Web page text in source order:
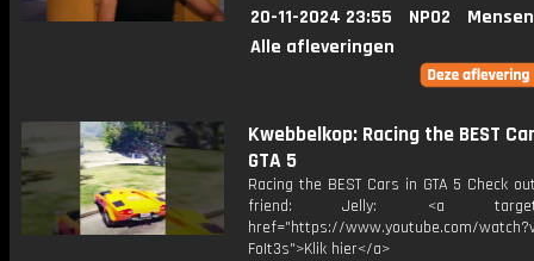
20-11-2024 23:55 NPO2
Alle afleveringen
Kwebbelkop: Racing the BEST
GTA 5
Racing the BEST Cars in GTA 5 Check
friend: Jelly: <a
href="https://www.youtube.com/
FoIt3s">Klik hier</a>